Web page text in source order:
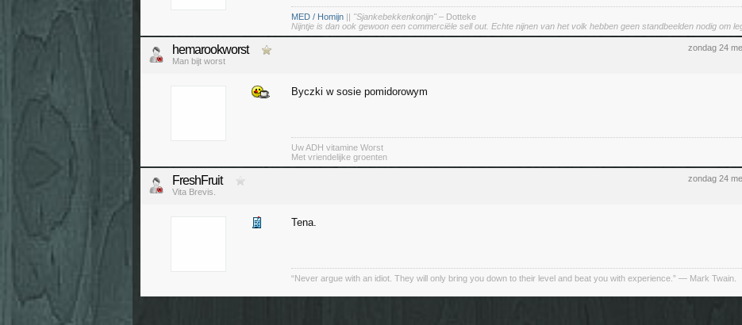
MED / Homijn || "Sjankebekkenkonijn" – Dotteke
Nijntje is dan ook gewoon een commerciële sell out. Echte nijnen van het volk hebben geen standbeelden nodig om
zondag 24
hemarookworst
Man bijt worst
Byczki w sosie pomidorowym
Uw ADH vitamine Worst
Met vriendelijke groenten
zondag 24
FreshFruit
Vita Brevis.
Tena.
“Never argue with an idiot. They will only bring you down to their level and beat you with experience.” ― Mark Twain.